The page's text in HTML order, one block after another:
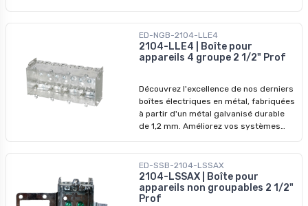
surpasser les modèles précédents. Ne
manquez pas nos prix imbattables -
profitez-en pour révolutionner vos
ED-NGB-2104-LLE4
2104-LLE4 | Boîte pour
appareils 4 groupe 2 1/2" Prof
Découvrez l'excellence de nos derniers
boîtes électriques en métal, fabriquées
à partir d'un métal galvanisé durable
de 1,2 mm. Améliorez vos systèmes
surpasser les modèles précédents. Ne
manquez pas nos prix imbattables -
profitez-en pour révolutionner vos
installations dès aujourd'hui !
ED-SSB-2104-LSSAX
2104-LSSAX | Boîte pour
appareils non groupables 2 1/2"
Prof